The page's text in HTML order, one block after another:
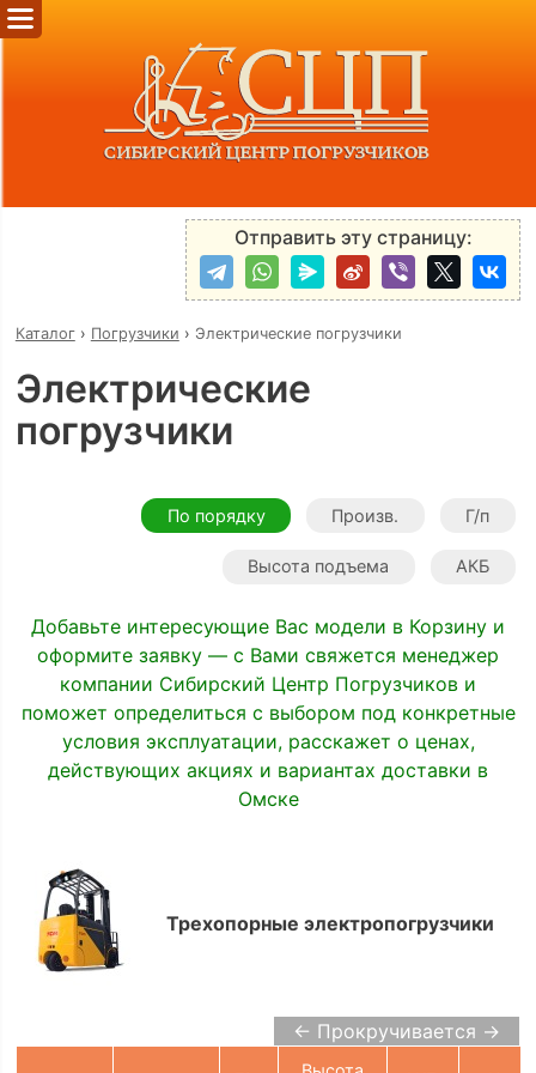
Отправить эту страницу:
Каталог› Погрузчики › Электрические погрузчики
Электрические
погрузчики
По порядку Произв. Г/п
Высота подъема АКБ
Добавьте интересующие Вас модели в Корзину и
оформите заявку — с Вами свяжется менеджер
компании Сибирский Центр Погрузчиков и
поможет определиться с выбором под конкретные
условия эксплуатации, расскажет о ценах,
действующих акциях и вариантах доставки в
Омске
Трехопорные электропогрузчики
← Прокручивается →